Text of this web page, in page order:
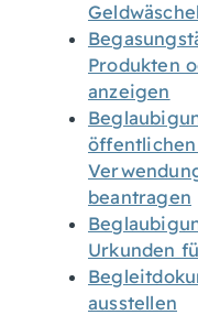
Produkten
anzeigen
beantragen
Urkunden
ausstellen